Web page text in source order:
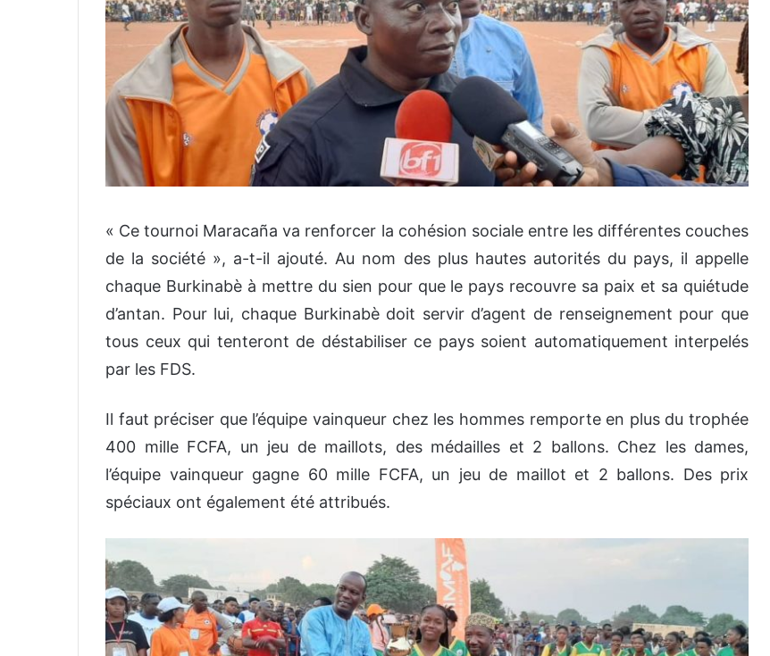
« Ce tournoi Maracaña va renforcer la cohésion sociale entre les différentes couches
de la société », a-t-il ajouté. Au nom des plus hautes autorités du pays, il appelle
chaque Burkinabèà mettre du sien pour que le pays recouvre sa paix et sa quiétude
d’antan. Pour lui, chaque Burkinabè doit servir d’agent de renseignement pour que
tous ceux qui tenteront de déstabiliser ce pays soient automatiquement interpelés
par les FDS.
Il faut préciser que l’équipe vainqueur chez les hommesremporte en plus du trophée
400 mille FCFA, un jeu de maillots, des médailles et 2 ballons. Chez les dames,
l’équipe vainqueur gagne 60 mille FCFA, un jeu de maillot et 2 ballons. Des prix
spéciaux ont également été attribués.